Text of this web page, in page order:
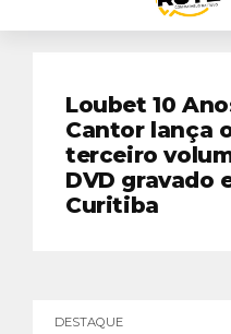
Loubet 10
Cantor lança
terceiro
DVD gravado
Curitiba
DESTAQUE